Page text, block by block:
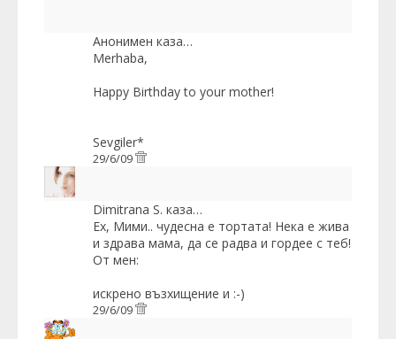
Анонимен каза…
Merhaba,
Happy Birthday to your mother!
Sevgiler*
29/6/09
Dimitrana S. каза…
Ех, Мими.. чудесна е тортата! Нека е жива
и здрава мама, да се радва и гордее с теб!
От мен:
искрено възхищение и :-)
29/6/09